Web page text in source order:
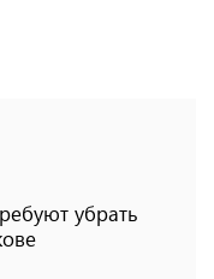
убрать